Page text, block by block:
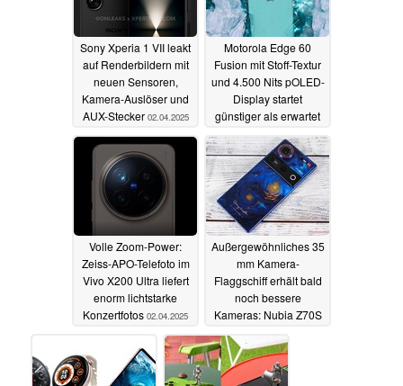
Sony Xperia 1 VII leakt
auf Renderbildern mit
neuen Sensoren,
Kamera-Auslöser und
AUX-Stecker 02.04.2025
Motorola Edge 60
Fusion mit Stoff-Textur
und 4.500 Nits pOLED-
Display startet
günstiger als erwartet
02.04.2025
Volle Zoom-Power:
Zeiss-APO-Telefoto im
Vivo X200 Ultra liefert
enorm lichtstarke
Konzertfotos 02.04.2025
Außergewöhnliches 35
mm Kamera-
Flaggschiff erhält bald
noch bessere
Kameras: Nubia Z70S
01.04.2025